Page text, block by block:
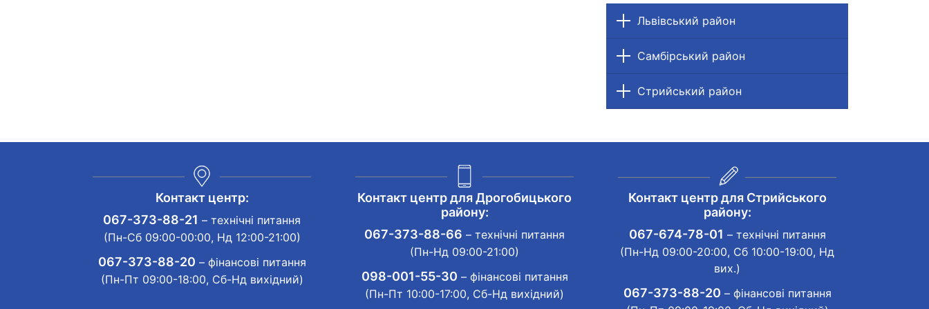
Львівський район
Самбірський район
Стрийський район
Контакт центр:
067-373-88-21 – технічні питання
(Пн-Сб 09:00-00:00, Нд 12:00-21:00)
067-373-88-20 – фінансові питання
(Пн-Пт 09:00-18:00, Сб-Нд вихідний)
Контакт центр для Дрогобицького
району:
067-373-88-66 – технічні питання
(Пн-Нд 09:00-21:00)
098-001-55-30 – фінансові питання
(Пн-Пт 10:00-17:00, Сб-Нд вихідний)
Контакт центр для Стрийського
району:
067-674-78-01 – технічні питання
(Пн-Нд 09:00-20:00, Сб 10:00-19:00, Нд
вих.)
067-373-88-20 – фінансові питання